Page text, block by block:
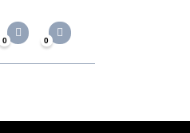
0 0